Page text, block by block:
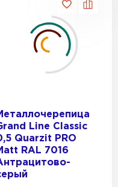
Line Classic
Quarzit PRO
RAL 7016